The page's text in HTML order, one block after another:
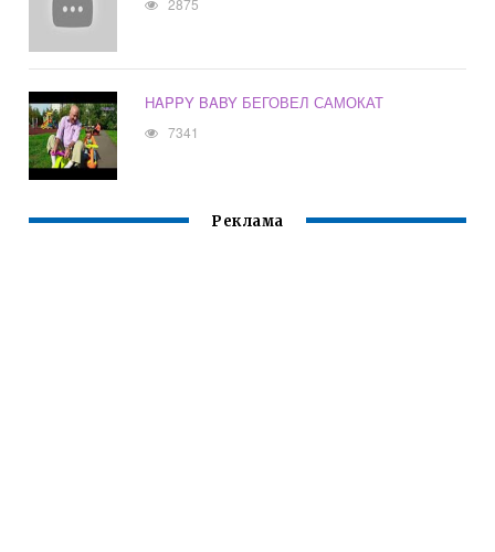
2875
HAPPY BABY БЕГОВЕЛ САМОКАТ
7341
Реклама